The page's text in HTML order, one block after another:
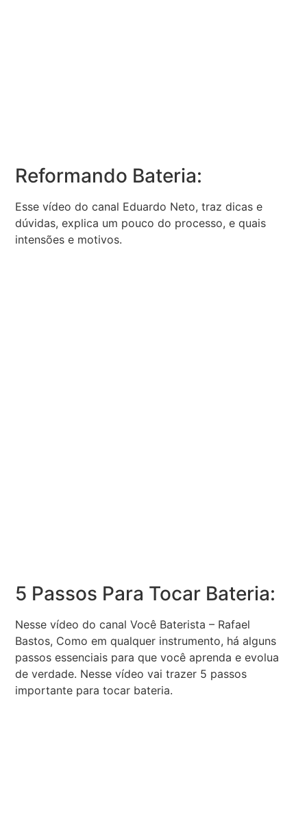
Reformando Bateria:
Esse vídeo do canal Eduardo Neto, traz dicas e
dúvidas, explica um pouco do processo, e quais
intensões e motivos.
5 Passos Para Tocar Bateria:
Nesse vídeo do canal Você Baterista – Rafael
Bastos, Como em qualquer instrumento, há alguns
passos essenciais para que você aprenda e evolua
de verdade. Nesse vídeo vai trazer 5 passos
importante para tocar bateria.